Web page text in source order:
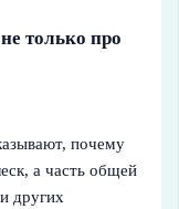
только про
почему
а часть общей
других